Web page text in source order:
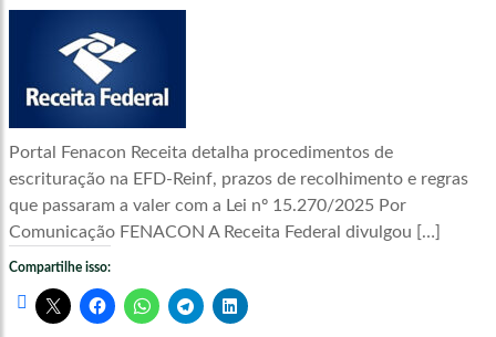
Portal Fenacon Receita detalha procedimentos de
escrituração na EFD-Reinf, prazos de recolhimento e regras
que passaram a valer com a Lei nº 15.270/2025 Por
Comunicação FENACON A Receita Federal divulgou […]
Compartilhe isso: